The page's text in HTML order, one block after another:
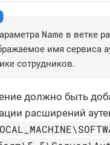
Name в ветке
имя сервиса
сотрудников.
должно быть
расширений